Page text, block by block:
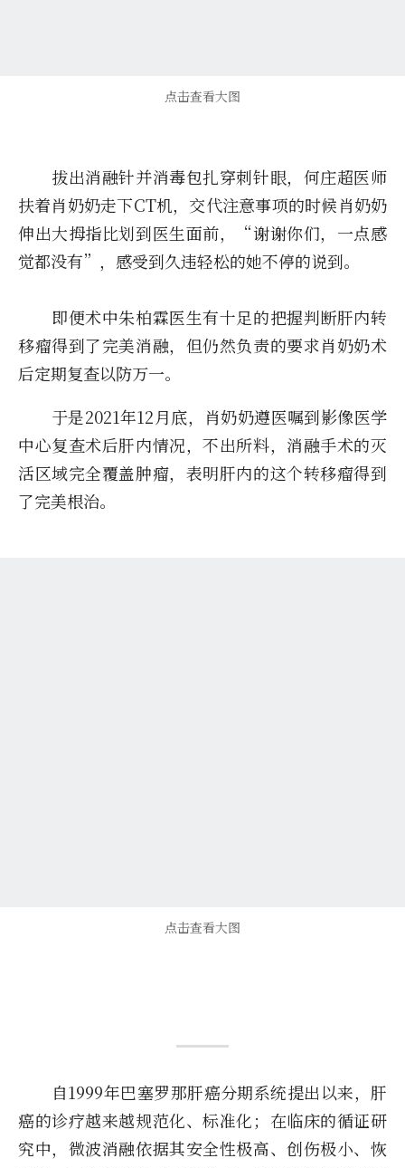
点击查看大图
拔出消融针并消毒包扎穿刺针眼，何庄超医师
扶着肖奶奶走下CT机，交代注意事项的时候肖奶奶
伸出大拇指比划到医生面前，“谢谢你们，一点感
觉都没有”，感受到久违轻松的她不停的说到。
即便术中朱柏霖医生有十足的把握判断肝内转
移瘤得到了完美消融，但仍然负责的要求肖奶奶术
后定期复查以防万一。
于是2021年12月底，肖奶奶遵医嘱到影像医学
中心复查术后肝内情况，不出所料，消融手术的灭
活区域完全覆盖肿瘤，表明肝内的这个转移瘤得到
了完美根治。
点击查看大图
自1999年巴塞罗那肝癌分期系统提出以来，肝
癌的诊疗越来越规范化、标准化；在临床的循证研
究中，微波消融依据其安全性极高、创伤极小、恢